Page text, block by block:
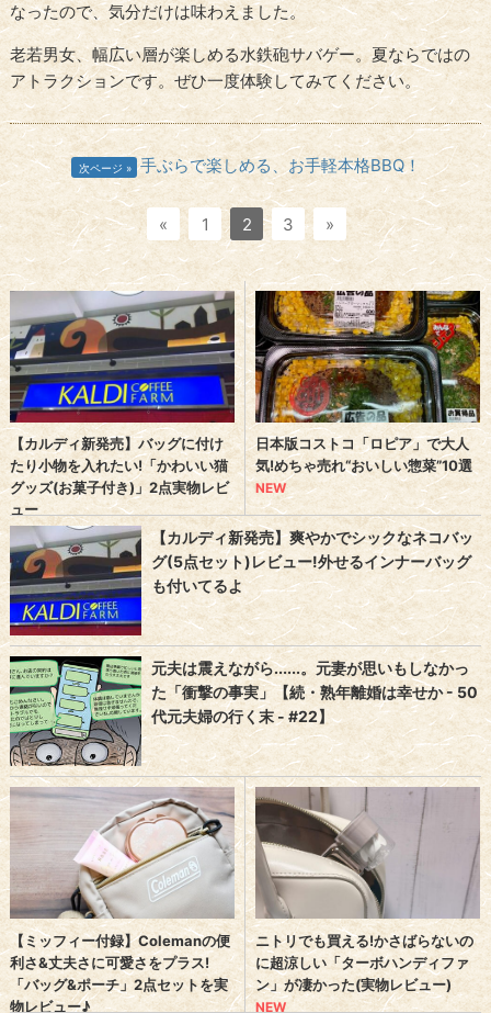
なったので、気分だけは味わえました。
老若男女、幅広い層が楽しめる水鉄砲サバゲー。夏ならではの
アトラクションです。ぜひ一度体験してみてください。
次ページ 手ぶらで楽しめる、お手軽本格BBQ！
« 1 2 3 »